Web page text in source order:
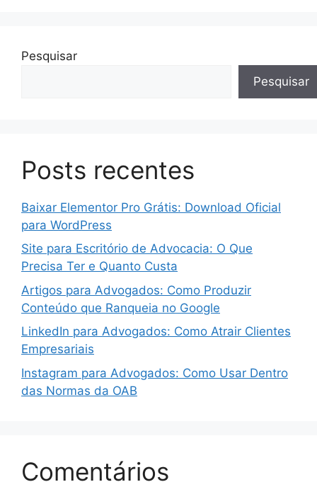
Pesquisar
Pesquisar
Posts recentes
Baixar Elementor Pro Grátis: Download Oficial
para WordPress
Site para Escritório de Advocacia: O Que
Precisa Ter e Quanto Custa
Artigos para Advogados: Como Produzir
Conteúdo que Ranqueia no Google
LinkedIn para Advogados: Como Atrair Clientes
Empresariais
Instagram para Advogados: Como Usar Dentro
das Normas da OAB
Comentários